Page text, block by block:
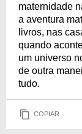
maternidade
a aventura
livros, nas
quando
um universo
de outra
tudo.
COPIAR